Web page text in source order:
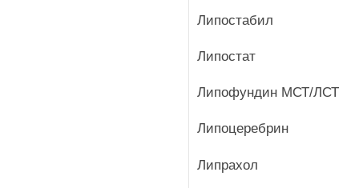
Липостабил
Липостат
Липофундин МСТ/ЛСТ
Липоцеребрин
Липрахол